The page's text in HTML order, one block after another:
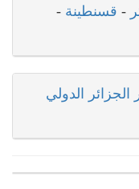
- قسنطينة -
الدولي